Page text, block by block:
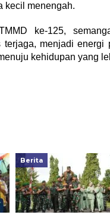
kecil menengah.
ke-125,
terjaga, menjadi
kehidupan yang
Berita